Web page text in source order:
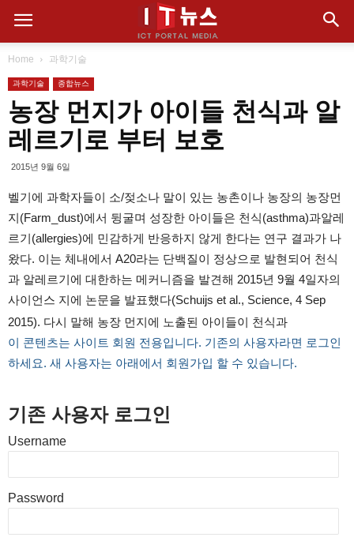
Home 과학기술
과학기술 종합뉴스
농장 먼지가 아이들 천식과 알
레르기로 부터 보호
2015년 9월 6일
벨기에 과학자들이 소/젖소나 말이 있는 농촌이나 농장의‪ 농장먼
지(Farm_dust)에서 뒹굴며 성장한 아이들은 천식(asthma)과‎알레
르기(allergies)에 민감하게 반응하지 않게 한다는 연구 결과가 나
왔다. 이는 체내에서 A20라는 단백질이 정상으로 발현되어 천식
과 알레르기에 대한하는 메커니즘을 발견해 2015년 9월 4일자의
사이언스 지에 논문을 발표했다(Schuijs et al., Science, 4 Sep
2015). 다시 말해 농장 먼지에 노출된 아이들이 천식과
이 콘텐츠는 사이트 회원 전용입니다. 기존의 사용자라면 로그인
하세요. 새 사용자는 아래에서 회원가입 할 수 있습니다.
기존 사용자 로그인
Username
Password